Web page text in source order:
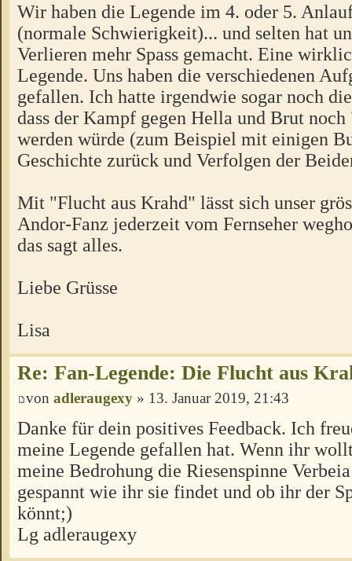
Wir haben die Legende im 4. oder 5.
(normale Schwierigkeit)... und selten hat
Verlieren mehr Spass gemacht. Eine
Legende. Uns haben die verschiedenen
gefallen. Ich hatte irgendwie sogar noch
dass der Kampf gegen Hella und Brut
werden würde (zum Beispiel mit einigen
Geschichte zurück und Verfolgen der
Mit "Flucht aus Krahd" lässt sich unser
Andor-Fanz jederzeit vom Fernseher
das sagt alles.
Liebe Grüsse
Lisa
Re: Fan-Legende: Die Flucht aus
von adleraugexy » 13. Januar 2019, 21:43
Danke für dein positives Feedback. Ich
meine Legende gefallen hat. Wenn ihr
meine Bedrohung die Riesenspinne
gespannt wie ihr sie findet und ob ihr der
könnt;)
Lg adleraugexy